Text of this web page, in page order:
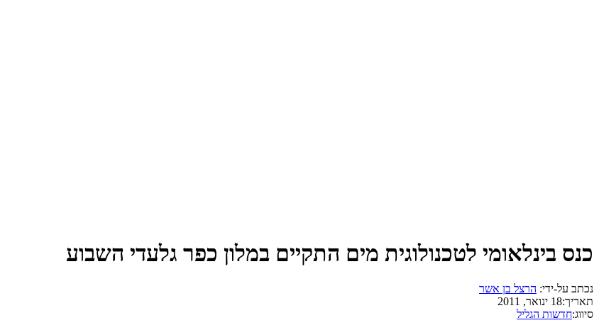
כנס בינלאומי לטכנולוגית מים התקיים במלון כפר גלעדי השבוע
נכתב על-ידי: הרצל בן אשר
תאריך:18 ינואר, 2011
סיווג:חדשות הגליל